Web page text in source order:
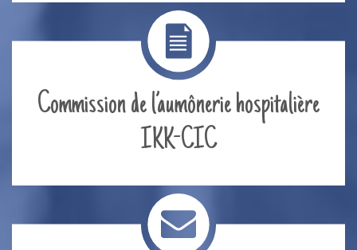
Commission de l’aumônerie hospitalière
IKK-CIC